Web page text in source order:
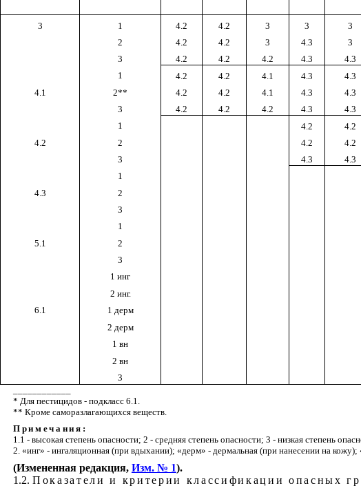
3 1 4.2 4.2 3 3 3
2
4.2 4.2 3 4.3 3
3
4.2 4.2 4.2 4.3 4.3
1
4.2 4.2 4.1 4.3 4.3
4.1
2** 4.2 4.2 4.1 4.3 4.3
3
4.2 4.2 4.2 4.3 4.3
1
4.2 4.2
4.2
2 4.2 4.2
3
4.3 4.3
1
4.3
2
3
1
5.1
2
3
1 инг
2 инг.
6.1
1 дерм
2 дерм
1 вн
2 вн
3
* Для пестицидов - подкласс 6.1.
** Кроме саморазлагающихся веществ.
Примечания:
1.1 - высокая степень опасности; 2 - средняя степень опасности; 3 - низкая степень
2. «инг» - ингаляционная (при вдыхании); «дерм» - дермальная (при нанесении на
(Измененная редакция, Изм. № 1).
1.2. Показатели и критерии классификации опасных